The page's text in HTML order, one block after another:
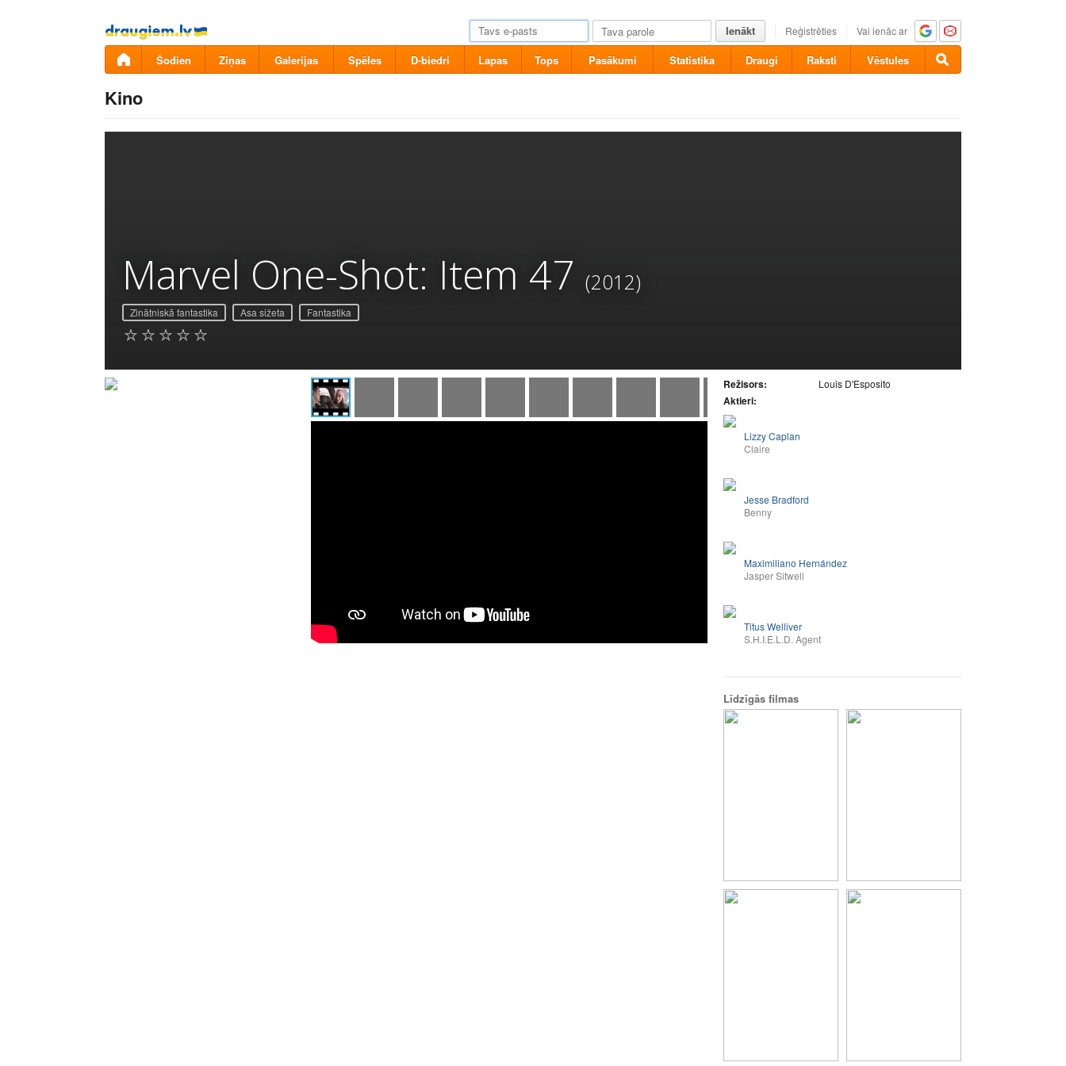
Pāriet
uz
saturu
Ienākt Reģistrēties Vai ienāc ar
Šodien Ziņas Galerijas Spēles D-biedri Lapas Tops Pasākumi Statistika Draugi Raksti Vēstules
Kino
Marvel One-Shot: Item 47 (2012)
Zinātniskā fantastika Asa sižeta Fantastika
Režisors: Louis D'Esposito
Aktieri:
Lizzy Caplan
Claire
Jesse Bradford
Benny
Maximiliano Hernández
Jasper Sitwell
Titus Welliver
S.H.I.E.L.D. Agent
Līdzīgās filmas